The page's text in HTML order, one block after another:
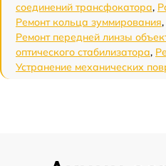
соединений трансфокатора,
Ремонт кольца зуммирования,
Ремонт передней линзы
оптического стабилизатора,
Устранение механических